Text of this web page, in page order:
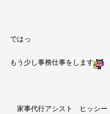
ではっ
もう少し事務仕事をします
家事代行アシスト ヒッシー